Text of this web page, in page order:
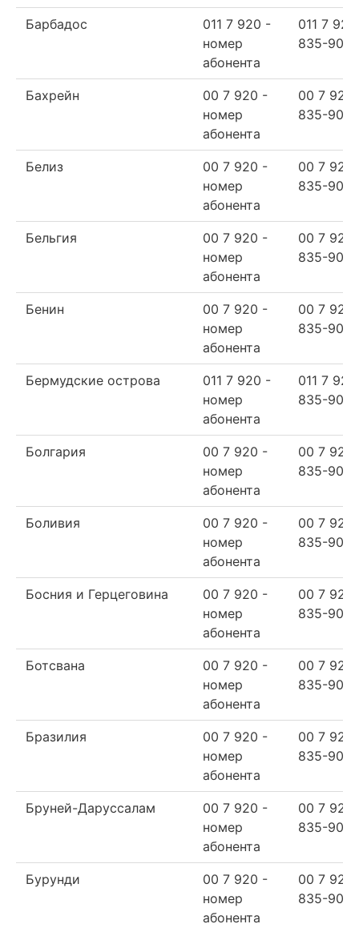
Барбадос
011 7 920 -
номер
абонента
011 7 920
835-90-
Бахрейн
00 7 920 -
номер
абонента
00 7 920
835-90-
Белиз
00 7 920 -
номер
абонента
00 7 920
835-90-
Бельгия
00 7 920 -
номер
абонента
00 7 920
835-90-
Бенин
00 7 920 -
номер
абонента
00 7 920
835-90-
Бермудские острова
011 7 920 -
номер
абонента
011 7 920
835-90-
Болгария
00 7 920 -
номер
абонента
00 7 920
835-90-
Боливия
00 7 920 -
номер
абонента
00 7 920
835-90-
Босния и Герцеговина
00 7 920 -
номер
абонента
00 7 920
835-90-
Ботсвана
00 7 920 -
номер
абонента
00 7 920
835-90-
Бразилия
00 7 920 -
номер
абонента
00 7 920
835-90-
Бруней-Даруссалам
00 7 920 -
номер
абонента
00 7 920
835-90-
Бурунди
00 7 920 -
номер
абонента
00 7 920
835-90-